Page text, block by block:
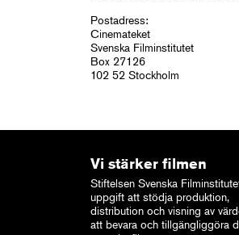
Postadress:
Cinemateket
Svenska Filminstitutet
Box 27126
102 52 Stockholm
Vi stärker filmen
Stiftelsen Svenska
uppgift att stödja produktion,
distribution och visning av
att bevara och tillgängliggöra